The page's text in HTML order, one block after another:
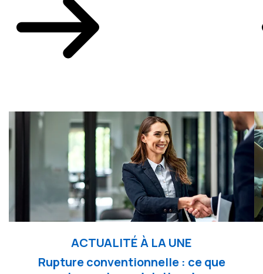
ACTUALITÉ À LA UNE
Rupture conventionnelle : ce que